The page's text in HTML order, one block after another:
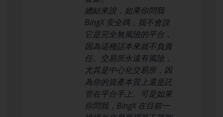
總結來說，如果你問我
BingX 安全嗎，我不會說
它是完全無風險的平台，
因為這種話本來就不負責
任。交易所永遠有風險，
尤其是中心化交易所，因
為你的資產本質上還是託
管在平台手上。可是如果
你問我，BingX 在目前一